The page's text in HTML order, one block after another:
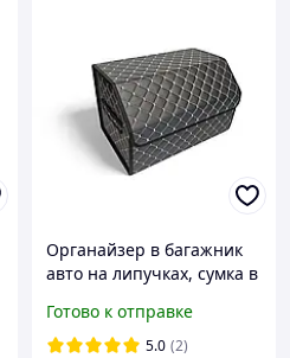
Органайзер в багажник
авто на липучках, сумка в
машины 50 см, черный с
серой нитью
Готово к отправке
5.0 (2)